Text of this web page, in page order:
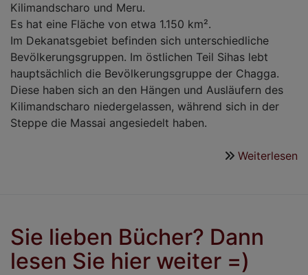
Kilimandscharo und Meru.
Es hat eine Fläche von etwa 1.150 km².
Im Dekanatsgebiet befinden sich unterschiedliche
Bevölkerungsgruppen. Im östlichen Teil Sihas lebt
hauptsächlich die Bevölkerungsgruppe der Chagga.
Diese haben sich an den Hängen und Ausläufern des
Kilimandscharo niedergelassen, während sich in der
Steppe die Massai angesiedelt haben.
Weiterlesen
Sie lieben Bücher? Dann
lesen Sie hier weiter =)